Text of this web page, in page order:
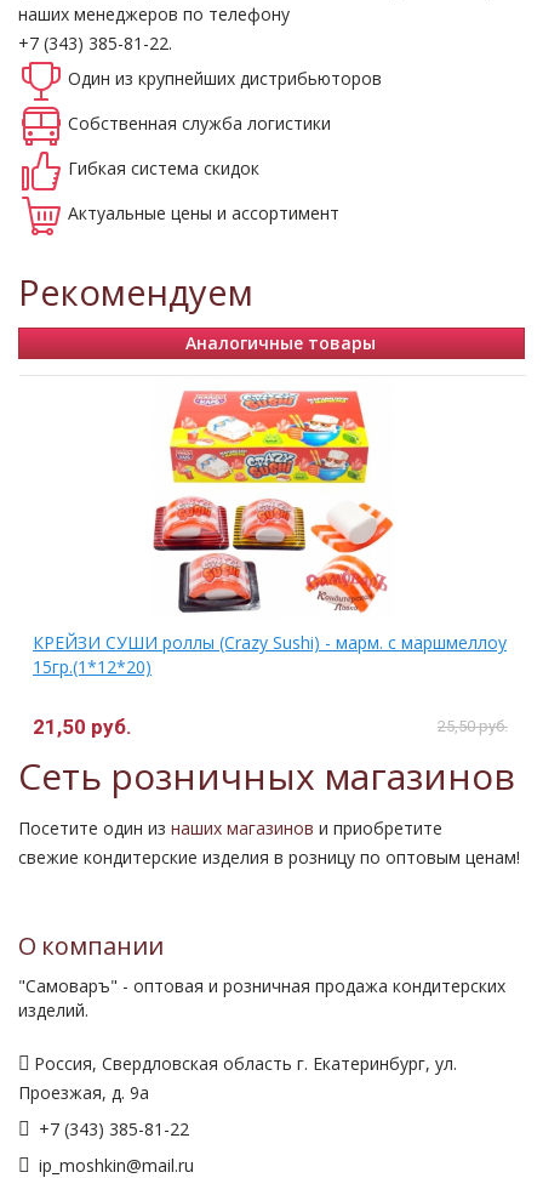
наших менеджеров по телефону
+7 (343) 385-81-22.
Один из крупнейших дистрибьюторов
Собственная служба логистики
Гибкая система скидок
Актуальные цены и ассортимент
Рекомендуем
Аналогичные товары
КРЕЙЗИ СУШИ роллы (Crazy Sushi) - марм. с маршмеллоу
15гр.(1*12*20)
21,50 руб. 25,50 руб.
Сеть розничных магазинов
Посетите один из наших магазинов и приобретите
свежие кондитерские изделия в розницу по оптовым ценам!
О компании
"Самоваръ" - оптовая и розничная продажа кондитерских
изделий.
Россия, Свердловская область г. Екатеринбург, ул.
Проезжая, д. 9а
+7 (343) 385-81-22
ip_moshkin@mail.ru